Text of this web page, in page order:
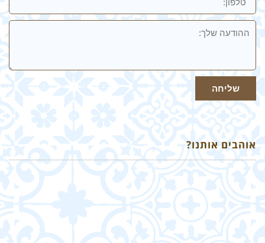
ההודעה
שלך
שליחה
אוהבים אותנו?